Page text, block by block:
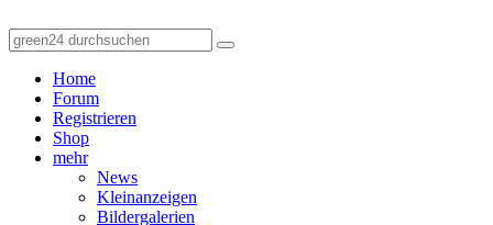
Home
Forum
Registrieren
Shop
mehr
News
Kleinanzeigen
Bildergalerien